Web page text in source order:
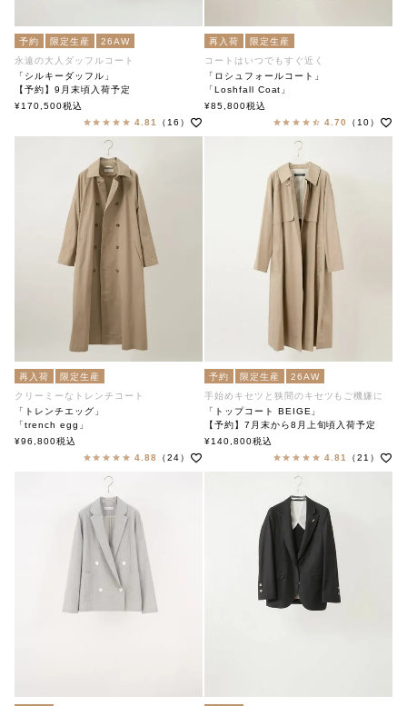
予約 限定生産
26AW
永遠の大人ダッフルコート
「シルキーダッフル」
【予約】9月末頃入荷予定
「Silky duffel」
¥170,500税込
4.81
（16）
再入荷
限定生産
コートはいつでもすぐ近く
「ロシュフォールコート」
「Loshfall Coat」
soutiencollar（ステンカラー）
¥85,800税込
4.70
（10）
再入荷
限定生産
クリーミーなトレンチコート
「トレンチエッグ」
「trench egg」
soutiencollar（ステンカラー）
¥96,800税込
4.88
（24）
予約 限定生産
26AW
手始めキセツと狭間のキセツもご機嫌に
「トップコート BEIGE」
【予約】7月末から8月上旬頃入荷予定
Top Coat ベージュ
¥140,800税込
4.81
（21）